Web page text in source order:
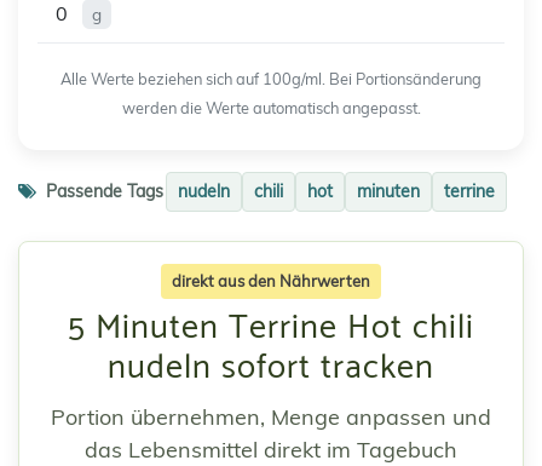
0
g
Alle Werte beziehen sich auf 100g/ml. Bei Portionsänderung
werden die Werte automatisch angepasst.
Passende Tags nudeln chili hot minuten terrine
direkt aus den Nährwerten
5 Minuten Terrine Hot chili
nudeln sofort tracken
Portion übernehmen, Menge anpassen und
das Lebensmittel direkt im Tagebuch